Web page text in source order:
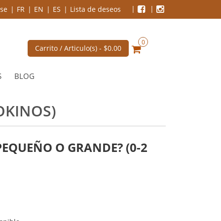
FR EN ES Lista de deseos
Carrito / Articulo(s) - $0.00
0
BLOG
O GRANDE? (0-2